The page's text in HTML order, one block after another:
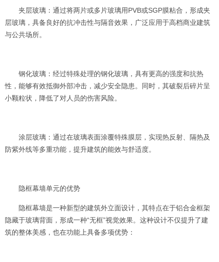
夹层玻璃：通过将两片或多片玻璃用PVB或SGP膜粘合，形成夹
层玻璃，具备良好的抗冲击性与隔音效果，广泛应用于高档商业建筑
与公共场所。
钢化玻璃：经过特殊处理的钢化玻璃，具有更高的强度和抗热
性，能够有效抵御外部冲击，减少安全隐患。同时，其破裂后碎片呈
小颗粒状，降低了对人员的伤害风险。
涂层玻璃：通过在玻璃表面涂覆特殊膜层，实现热反射、隔热及
防紫外线等多重功能，提升建筑的能效与舒适度。
隐框幕墙单元的优势
隐框幕墙是一种新型的建筑外立面设计，其特点在于铝合金框架
隐藏于玻璃背面，形成一种“无框”视觉效果。这种设计不仅提升了建
筑的整体美感，也在功能上具备多项优势：